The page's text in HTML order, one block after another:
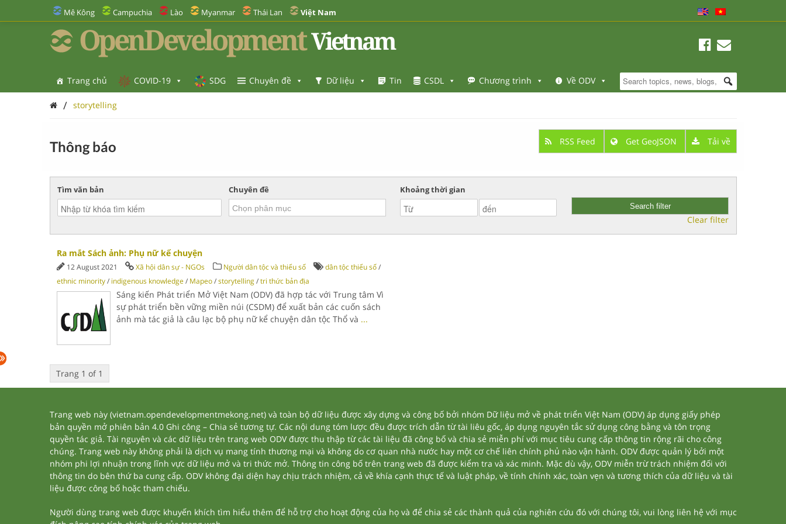
Mê Kông Campuchia Lào Myanmar Thái Lan Việt Nam
OpenDevelopment Vietnam
Trang chủ COVID-19 SDG Chuyên đề Dữ liệu Tin CSDL Chương trình Về ODV
/ storytelling
Thông báo RSS Feed Get GeoJSON Tải về
Tìm văn bản Chuyên đề Khoảng thời gian
Clear filter
Ra mắt Sách ảnh: Phụ nữ kể chuyện
12 August 2021 Xã hội dân sự - NGOs Người dân tộc và thiểu số dân tộc thiểu số/
ethnic minority/ indigenous knowledge/ Mapeo/storytelling/tri thức bản địa
Sáng kiến Phát triển Mở Việt Nam (ODV) đã hợp tác với Trung tâm Vì
sự phát triển bền vững miền núi (CSDM) để xuất bản các cuốn sách
ảnh mà tác giả là câu lạc bộ phụ nữ kể chuyện dân tộc Thổ và ...
Trang 1 of 1
Trang web này (vietnam.opendevelopmentmekong.net) và toàn bộ dữ liệu được xây dựng và công bố bởi nhóm Dữ liệu mở về phát triển Việt Nam (ODV) áp dụng giấy phép
bản quyền mở phiên bản 4.0 Ghi công – Chia sẻ tương tự. Các nội dung tóm lược đều được trích dẫn từ tài liêu gốc, áp dụng nguyên tắc sử dụng công bằng và tôn trọng
quyền tác giả. Tài nguyên và các dữ liệu trên trang web ODV được thu thập từ các tài liệu đã công bố và chia sẻ miễn phí với mục tiêu cung cấp thông tin rộng rãi cho công
chúng. Trang web này không phải là dịch vụ mang tính thương mại và không do cơ quan nhà nước hay một cơ chế liên chính phủ nào vận hành. ODV được quản lý bởi một
nhóm phi lợi nhuận trong lĩnh vực dữ liệu mở và tri thức mở. Thông tin công bố trên trang web đã được kiểm tra và xác minh. Mặc dù vậy, ODV miễn trừ trách nhiệm đối với
thông tin do bên thứ ba cung cấp. ODV không đại diện hay chịu trách nhiệm, cả về khía cạnh thực tế và luật pháp, về tính chính xác, toàn vẹn và tương thích của dữ liệu và tài
liệu được công bố hoặc tham chiếu.
Người dùng trang web được khuyến khích tìm hiểu thêm để hỗ trợ cho hoạt động của họ và để chia sẻ các thành quả của nghiên cứu đó với chúng tôi, vui lòng liên hệ với mục